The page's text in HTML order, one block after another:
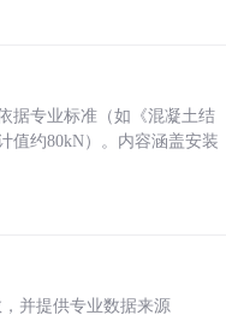
据专业标准（如《混凝土结
值约80kN）。内容涵盖安装
并提供专业数据来源